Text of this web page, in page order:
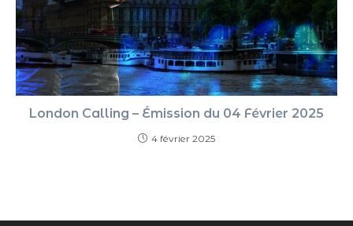
London Calling – Émission du 04 Février 2025
4 février 2025